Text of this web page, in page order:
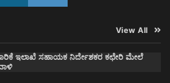
View All
ಇಲಾಖೆ ಸಹಾಯಕ ನಿರ್ದೇಶಕರ ಕಛೇರಿ ಮೇಲೆ